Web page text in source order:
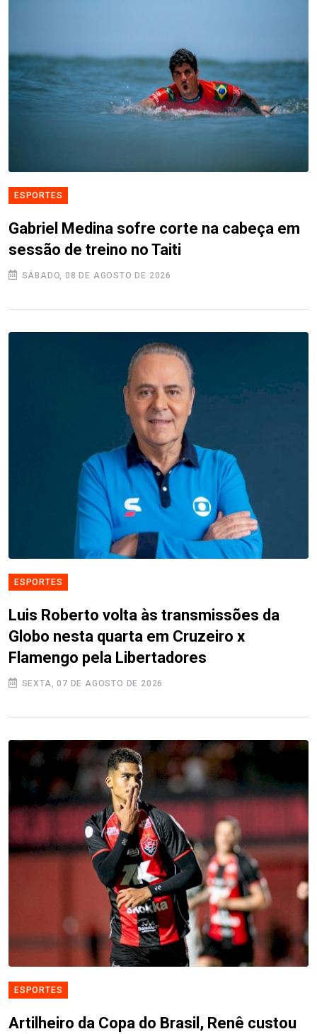
ESPORTES
Gabriel Medina sofre corte na cabeça em
sessão de treino no Taiti
SÁBADO, 08 DE AGOSTO DE 2026
ESPORTES
Luis Roberto volta às transmissões da
Globo nesta quarta em Cruzeiro x
Flamengo pela Libertadores
SEXTA, 07 DE AGOSTO DE 2026
ESPORTES
Artilheiro da Copa do Brasil, Renê custou